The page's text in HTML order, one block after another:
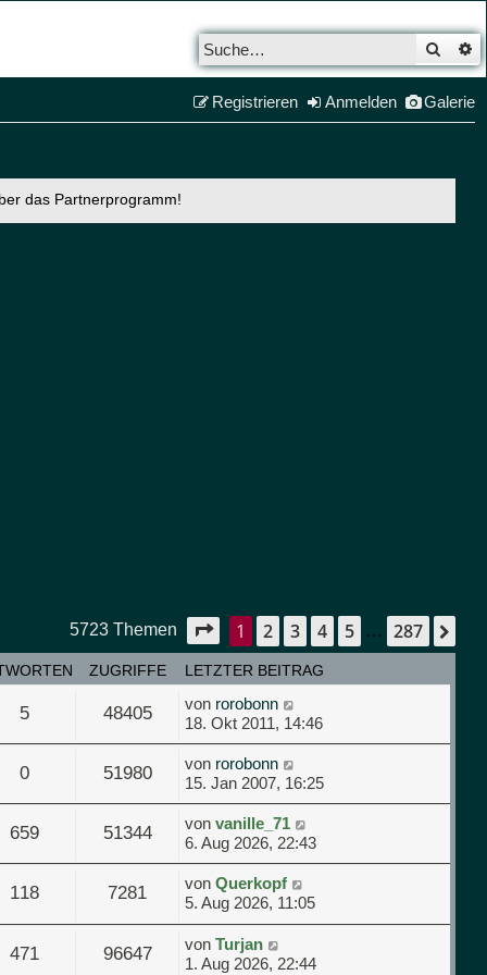
Galerie
Anmelden
Registrieren
das Partnerprogramm!
5723 Themen Seite 1von 287
1 2 3 4 5 … 287
ZUGRIFFE LETZTER BEITRAG
5 48405 von rorobonn
18. Okt 2011, 14:46
0 51980 von rorobonn
15. Jan 2007, 16:25
659 51344 von vanille_71
6. Aug 2026, 22:43
118 7281 von Querkopf
5. Aug 2026, 11:05
471 96647 von Turjan
1. Aug 2026, 22:44